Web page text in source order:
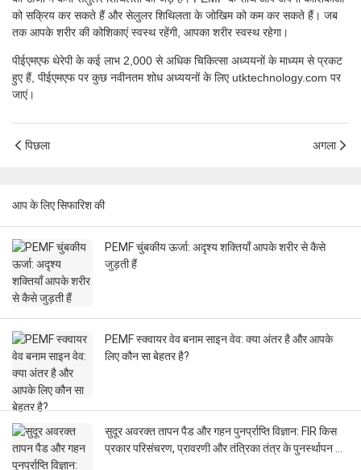
को सक्रिय कर सकते हैं और सेलुलर शिथिलता के जोखिम को कम कर सकते हैं। जब
तक आपके शरीर की कोशिकाएं स्वस्थ रहेंगी, आपका शरीर स्वस्थ रहेगा।
पीईएमएफ थेरेपी के कई लाभ 2,000 से अधिक चिकित्सा अध्ययनों के माध्यम से प्रकट
हुए हैं, पीईएमएफ पर कुछ नवीनतम शोध अध्ययनों के लिए utktechnology.com पर
जाएं।
पिछला अगला
आप के लिए सिफारिश की
PEMF चुंबकीय ऊर्जा: अदृश्य शक्तियाँ आपके शरीर से कैसे
जुड़ती हैं
PEMF स्क्वायर वेव बनाम साइन वेव: क्या अंतर है और आपके
लिए कौन सा बेहतर है?
सुदूर अवरक्त तापन पैड और गहन पुनर्प्राप्ति विज्ञान: FIR किस
प्रकार परिसंचरण, प्रावरणी और तंत्रिका तंत्र के पुनर्स्थापन को